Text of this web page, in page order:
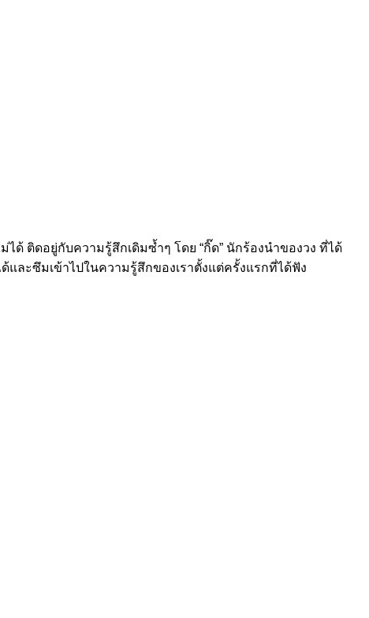
ได้ ติดอยู่กับความรู้สึกเดิมซ้ำๆ โดย “กิ๊ด” นักร้องนำของวง ที่ได้
ละซึมเข้าไปในความรู้สึกของเราตั้งแต่ครั้งแรกที่ได้ฟัง